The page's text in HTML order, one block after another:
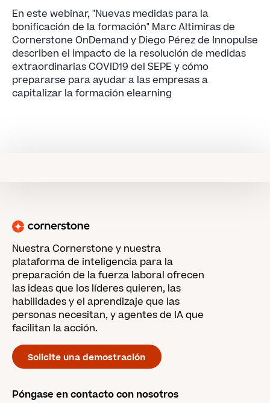
En este webinar, "Nuevas medidas para la
bonificación de la formación" Marc Altimiras de
Cornerstone OnDemand y Diego Pérez de Innopulse
describen el impacto de la resolución de medidas
extraordinarias COVID19 del SEPE y cómo
prepararse para ayudar a las empresas a
capitalizar la formación elearning
Nuestra Cornerstone y nuestra
plataforma de inteligencia para la
preparación de la fuerza laboral ofrecen
las ideas que los líderes quieren, las
habilidades y el aprendizaje que las
personas necesitan, y agentes de IA que
facilitan la acción.
Solicite una demostración
Póngase en contacto con nosotros